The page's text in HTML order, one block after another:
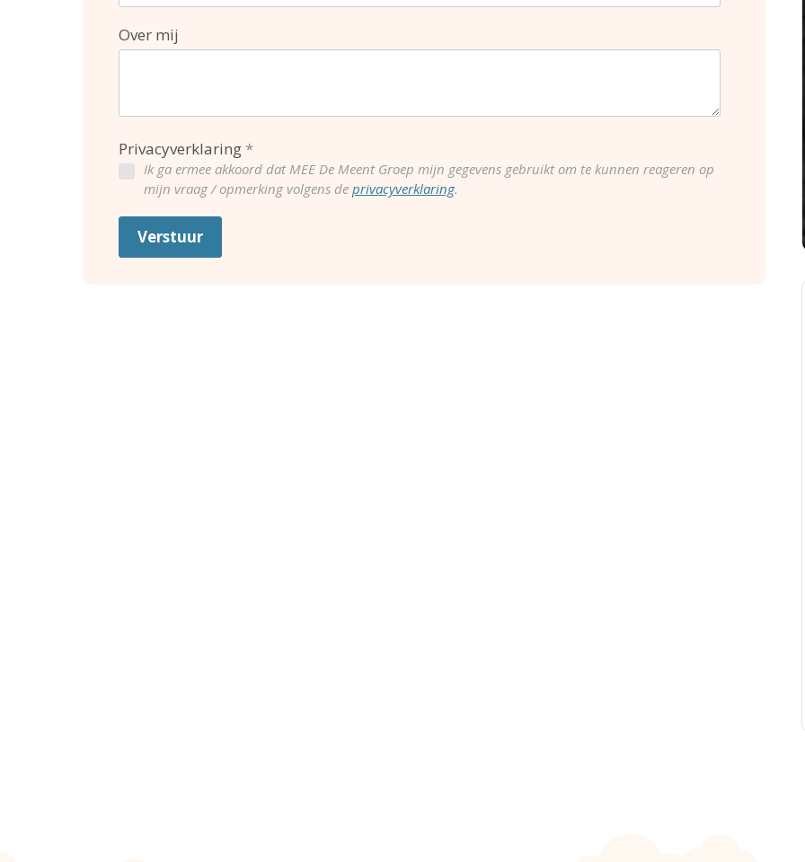
Over mij
Privacyverklaring
Ik ga ermee akkoord dat MEE De Meent Groep mijn gegevens gebruikt om te kunnen reageren op
mijn vraag / opmerking volgens de privacyverklaring.
Verstuur